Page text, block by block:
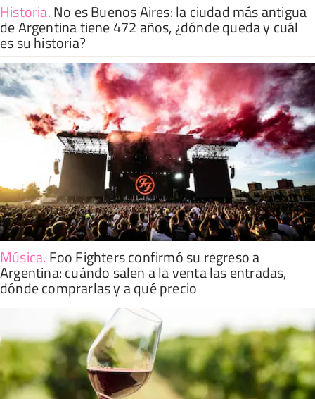
Historia.No es Buenos Aires: la ciudad más antigua
de Argentina tiene 472 años, ¿dónde queda y cuál
es su historia?
Música. Foo Fighters confirmó su regreso a
Argentina: cuándo salen a la venta las entradas,
dónde comprarlas y a qué precio